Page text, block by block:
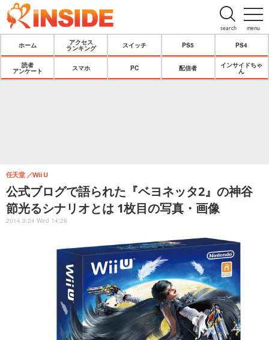
menu
search
ホーム
アクセス
ランキング
スイッチ PS5 PS4
読者
アンケート
スマホ PC 配信者
インサイドちゃ
ん
公式ブログで語られた『ベヨネッタ2』の神谷
節光るシナリオとは 1枚目の写真・画像
任天堂 Wii U
2014.9.24 Wed 14:28